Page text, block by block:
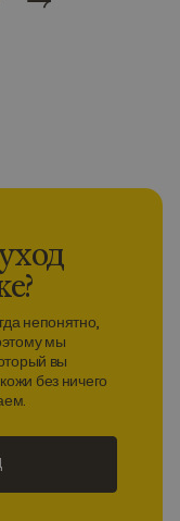
непонятно,
мы
вы
без ничего